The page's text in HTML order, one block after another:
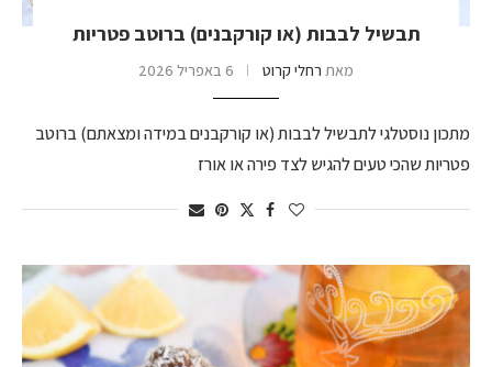
תבשיל לבבות (או קורקבנים) ברוטב פטריות
מאת רחלי קרוט 6 באפריל 2026
מתכון נוסטלגי לתבשיל לבבות (או קורקבנים במידה ומצאתם) ברוטב
פטריות שהכי טעים להגיש לצד פירה או אורז